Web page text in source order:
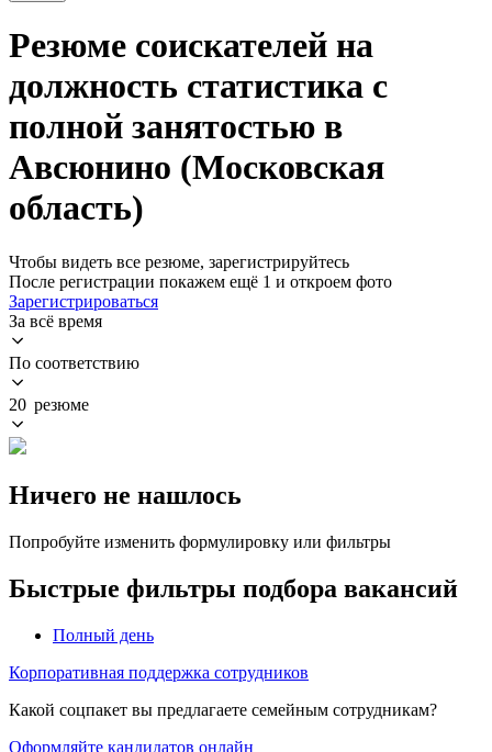
Резюме соискателей на
должность статистика с
полной занятостью в
Авсюнино (Московская
область)
Чтобы видеть все резюме, зарегистрируйтесь
После регистрации покажем ещё 1 и откроем фото
Зарегистрироваться
За всё время
По соответствию
20 резюме
Ничего не нашлось
Попробуйте изменить формулировку или фильтры
Быстрые фильтры подбора вакансий
Полный день
Корпоративная поддержка сотрудников
Какой соцпакет вы предлагаете семейным сотрудникам?
Оформляйте кандидатов онлайн